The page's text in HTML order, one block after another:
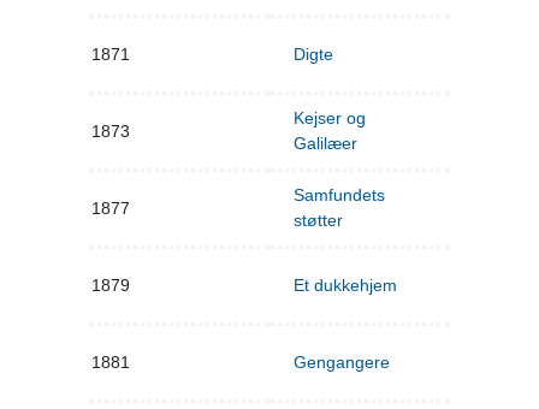
1871 Digte
1873
Kejser og
Galilæer
1877
Samfundets
støtter
1879 Et dukkehjem
1881 Gengangere